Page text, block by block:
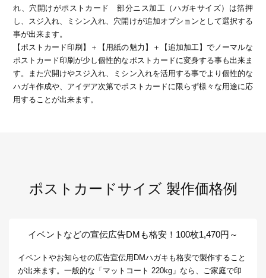
れ、穴開けがポストカード 部分ニス加工（ハガキサイズ）は箔押
し、スジ入れ、ミシン入れ、穴開けが追加オプションとして選択する
事が出来ます。
【ポストカード印刷】＋【用紙の魅力】＋【追加加工】でノーマルな
ポストカード印刷が少し個性的なポストカードに変身する事も出来ま
す。また穴開けやスジ入れ、ミシン入れを活用する事でより個性的な
ハガキ作成や、アイデア次第でポストカードに限らず様々な用途に応
用することが出来ます。
ポストカードサイズ 製作価格例
イベントなどの宣伝広告DMも格安！100枚1,470円～
イベントやお知らせの広告宣伝用DMハガキも格安で製作すること
が出来ます。一般的な「マットコート 220kg」なら、ご家庭で印